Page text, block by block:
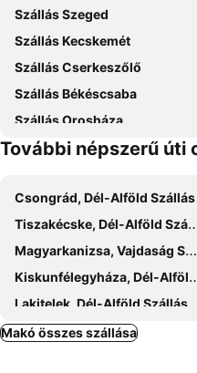
Szállás Szeged
Szállás Kecskemét
Szállás Cserkeszőlő
Szállás Békéscsaba
Szállás Orosháza
További népszerű úti
Csongrád, Dél-Alföld Szállás
Tiszakécske, Dél-Alföld Szállás
Magyarkanizsa, Vajdaság Szállás
Kiskunfélegyháza, Dél-Alföld Szállás
Lakitelek, Dél-Alföld Szállás
Szabadka, Vajdaság Szállás
Makó összes szállása